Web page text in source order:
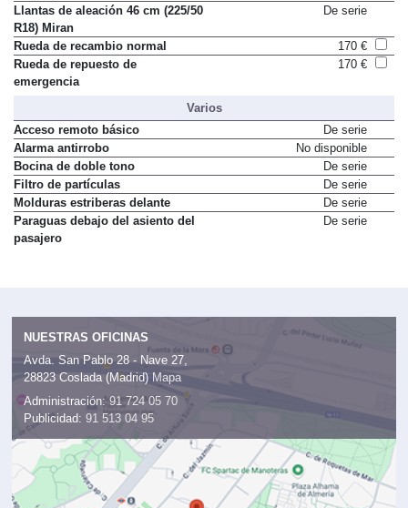
Llantas de aleación 46 cm (225/50
R18) Miran
De serie
Rueda de recambio normal
170 €
Rueda de repuesto de
emergencia
170 €
Varios
Acceso remoto básico
De serie
Alarma antirrobo
No disponible
Bocina de doble tono
De serie
Filtro de partículas
De serie
Molduras estriberas delante
De serie
Paraguas debajo del asiento del
pasajero
De serie
NUESTRAS OFICINAS
Avda. San Pablo 28 - Nave 27,
28823 Coslada (Madrid) Mapa
Administración: 91 724 05 70
Publicidad: 91 513 04 95